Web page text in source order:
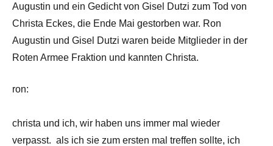
Augustin und ein Gedicht von Gisel Dutzi zum Tod von
Christa Eckes, die Ende Mai gestorben war. Ron
Augustin und Gisel Dutzi waren beide Mitglieder in der
Roten Armee Fraktion und kannten Christa.
ron:
christa und ich, wir haben uns immer mal wieder
verpasst. als ich sie zum ersten mal treffen sollte, ich